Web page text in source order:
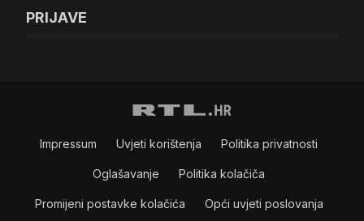
PRIJAVE
Impressum Uvjeti korištenja Politika privatnosti
Oglašavanje Politika kolačiča
Promijeni postavke kolačića Opći uvjeti poslovanja